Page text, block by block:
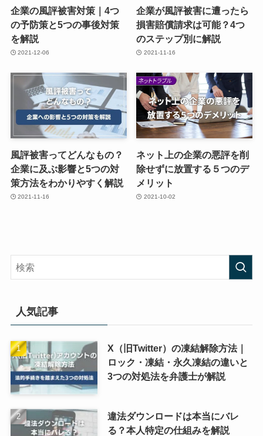
企業の風評被害対策｜4つ
の予防策と5つの事後対策
を解説
2021-12-06
企業が風評被害に遭ったら
損害賠償請求は可能？4つ
のステップ別に解説
2021-11-16
風評被害ってどんなもの？
企業に及ぶ影響と5つの対
策方法をわかりやすく解説
2021-11-16
ネット上の企業の悪評を削
除せずに放置する５つのデ
メリット
2021-10-02
人気記事
X（旧Twitter）の凍結解除方法｜
ロック・凍結・永久凍結の違いと
3つの対処法を弁護士が解説
違法ダウンロードは本当にバレ
る？本人特定の仕組みを解説